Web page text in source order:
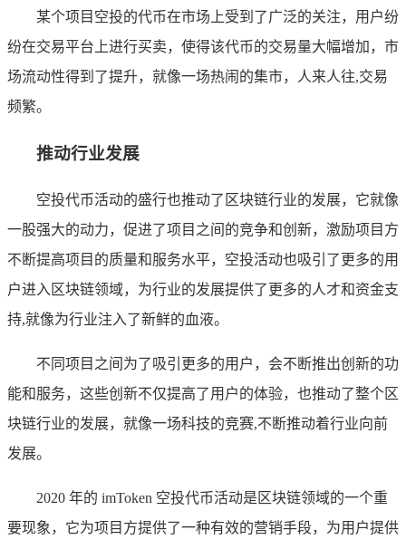
某个项目空投的代币在市场上受到了广泛的关注，用户纷
纷在交易平台上进行买卖，使得该代币的交易量大幅增加，市
场流动性得到了提升，就像一场热闹的集市，人来人往,交易
频繁。
推动行业发展
空投代币活动的盛行也推动了区块链行业的发展，它就像
一股强大的动力，促进了项目之间的竞争和创新，激励项目方
不断提高项目的质量和服务水平，空投活动也吸引了更多的用
户进入区块链领域，为行业的发展提供了更多的人才和资金支
持,就像为行业注入了新鲜的血液。
不同项目之间为了吸引更多的用户，会不断推出创新的功
能和服务，这些创新不仅提高了用户的体验，也推动了整个区
块链行业的发展，就像一场科技的竞赛,不断推动着行业向前
发展。
2020 年的 imToken 空投代币活动是区块链领域的一个重
要现象，它为项目方提供了一种有效的营销手段，为用户提供